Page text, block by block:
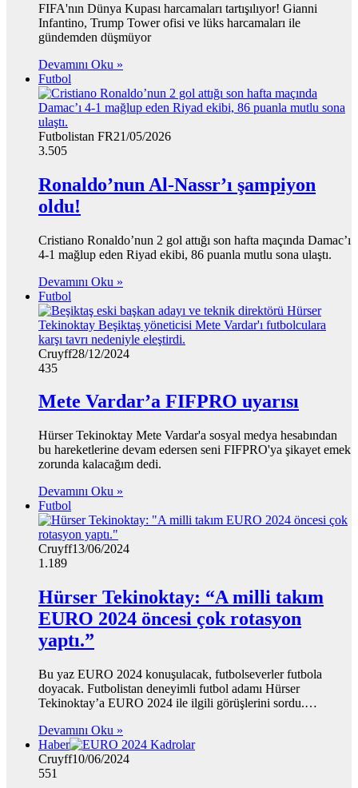
FIFA'nın Dünya Kupası harcamaları tartışılıyor! Gianni
Infantino, Trump Tower ofisi ve lüks harcamaları ile
gündemden düşmüyor
Devamını Oku »
Futbol
Futbolistan FR21/05/2026
3.505
Ronaldo’nun Al-Nassr’ı şampiyon
oldu!
Cristiano Ronaldo’nun 2 gol attığı son hafta maçında Damac’ı
4-1 mağlup eden Riyad ekibi, 86 puanla mutlu sona ulaştı.
Devamını Oku »
Futbol
Cruyff28/12/2024
435
Mete Vardar’a FIFPRO uyarısı
Hürser Tekinoktay Mete Vardar'a sosyal medya hesabından
bu hareketlerine devam edersen seni FIFPRO'ya şikayet emek
zorunda kalacağım dedi.
Devamını Oku »
Futbol
Cruyff13/06/2024
1.189
Hürser Tekinoktay: “A milli takım
EURO 2024 öncesi çok rotasyon
yaptı.”
Bu yaz EURO 2024 konuşulacak, futbolseverler futbola
doyacak. Futbolistan deneyimli futbol adamı Hürser
Tekinoktay’a EURO 2024 ile ilgili görüşlerini sordu.…
Devamını Oku »
Haber
Cruyff10/06/2024
551